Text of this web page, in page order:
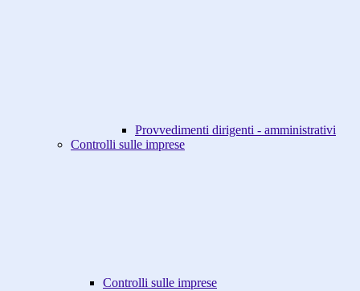
Provvedimenti dirigenti - amministrativi
Controlli sulle imprese
Controlli sulle imprese